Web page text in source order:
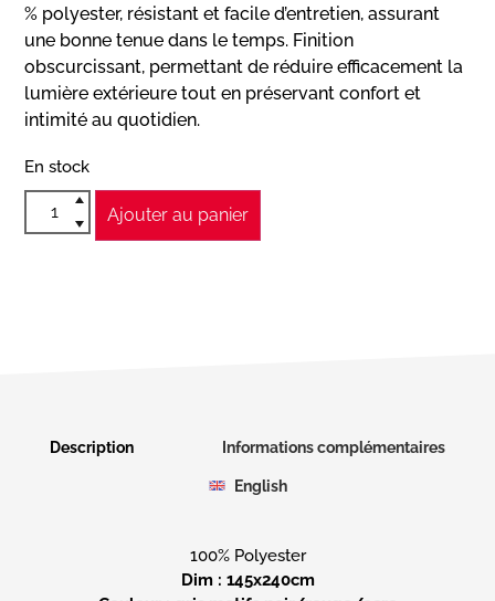
% polyester, résistant et facile d’entretien, assurant
une bonne tenue dans le temps. Finition
obscurcissant, permettant de réduire efficacement la
lumière extérieure tout en préservant confort et
intimité au quotidien.
En stock
Ajouter au panier
Description Informations complémentaires
English
100% Polyester
Dim : 145x240cm